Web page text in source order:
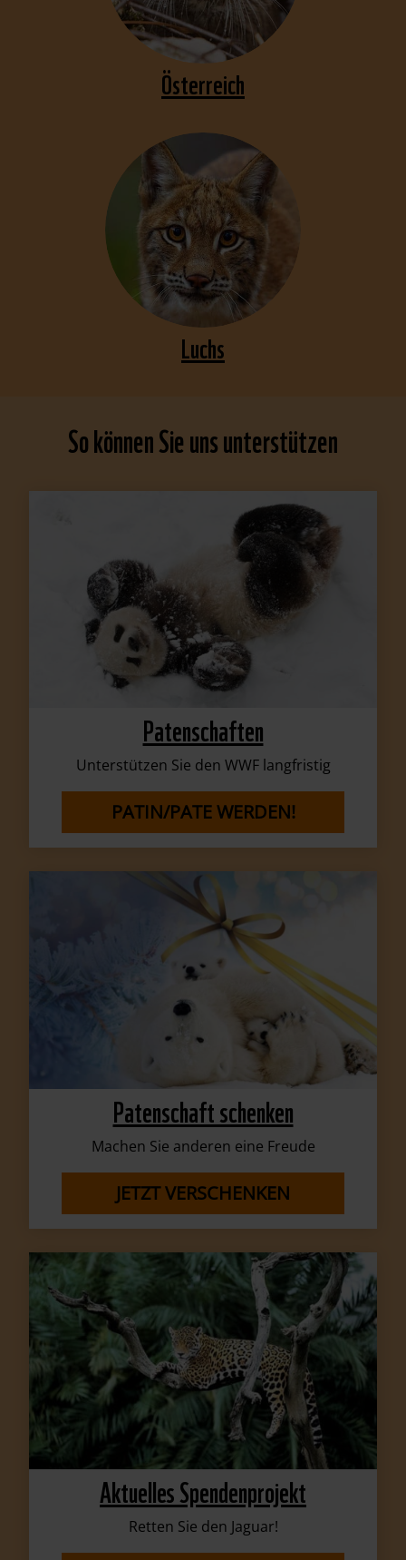
Österreich
Luchs
So können Sie uns unterstützen
Patenschaften
Unterstützen Sie den WWF langfristig
PATIN/PATE WERDEN!
Patenschaft schenken
Machen Sie anderen eine Freude
JETZT VERSCHENKEN
Aktuelles Spendenprojekt
Retten Sie den Jaguar!